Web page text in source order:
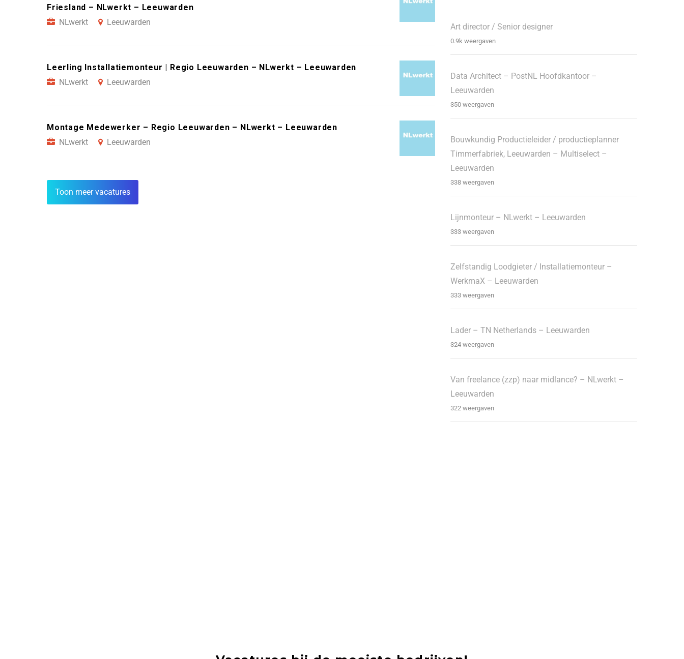
Friesland – NLwerkt – Leeuwarden
NLwerkt
Leeuwarden
Leerling Installatiemonteur | Regio Leeuwarden – NLwerkt – Leeuwarden
NLwerkt
Leeuwarden
Montage Medewerker – Regio Leeuwarden – NLwerkt – Leeuwarden
NLwerkt
Leeuwarden
Toon meer vacatures
Art director / Senior designer
0.9k weergaven
Data Architect – PostNL Hoofdkantoor –
Leeuwarden
350 weergaven
Bouwkundig Productieleider / productieplanner
Timmerfabriek, Leeuwarden – Multiselect –
Leeuwarden
338 weergaven
Lijnmonteur – NLwerkt – Leeuwarden
333 weergaven
Zelfstandig Loodgieter / Installatiemonteur –
WerkmaX – Leeuwarden
333 weergaven
Lader – TN Netherlands – Leeuwarden
324 weergaven
Van freelance (zzp) naar midlance? – NLwerkt –
Leeuwarden
322 weergaven